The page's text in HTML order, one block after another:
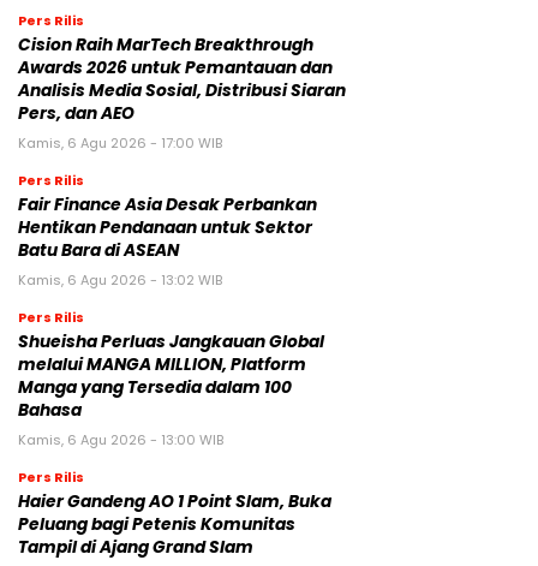
Pers Rilis
Cision Raih MarTech Breakthrough
Awards 2026 untuk Pemantauan dan
Analisis Media Sosial, Distribusi Siaran
Pers, dan AEO
Kamis, 6 Agu 2026 - 17:00 WIB
Pers Rilis
Fair Finance Asia Desak Perbankan
Hentikan Pendanaan untuk Sektor
Batu Bara di ASEAN
Kamis, 6 Agu 2026 - 13:02 WIB
Pers Rilis
Shueisha Perluas Jangkauan Global
melalui MANGA MILLION, Platform
Manga yang Tersedia dalam 100
Bahasa
Kamis, 6 Agu 2026 - 13:00 WIB
Pers Rilis
Haier Gandeng AO 1 Point Slam, Buka
Peluang bagi Petenis Komunitas
Tampil di Ajang Grand Slam